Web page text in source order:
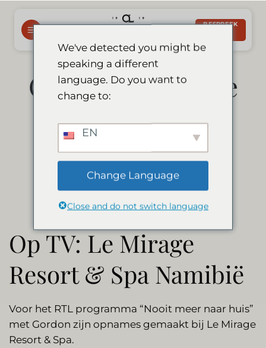
inhoud
BESPREEK
Op TV: Le Mirage
Resort & Spa
Namibië
Op TV: Le Mirage
Resort & Spa Namibië
Voor het RTL programma “Nooit meer naar huis”
met Gordon zijn opnames gemaakt bij Le Mirage
Resort & Spa.
We've detected you might be
speaking a different
language. Do you want to
change to:
EN
Change Language
Close and do not switch language